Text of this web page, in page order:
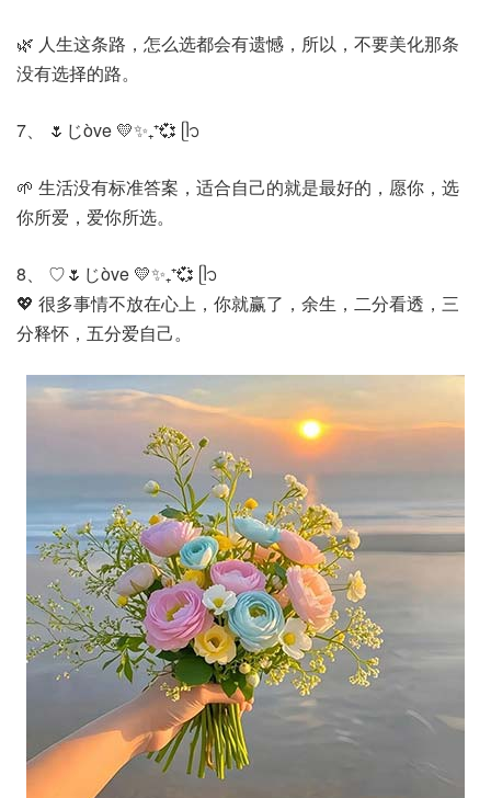
🌿 人生这条路，怎么选都会有遗憾，所以，不要美化那条
没有选择的路。
7、 🌷じòve 💛✨₊⁺💞 ‎ᥫ᭡
🌱 生活没有标准答案，适合自己的就是最好的，愿你，选
你所爱，爱你所选。
8、 ♡🌷じòve 💛✨₊⁺💞 ‎ᥫ᭡
💖 很多事情不放在心上，你就赢了，余生，二分看透，三
分释怀，五分爱自己。